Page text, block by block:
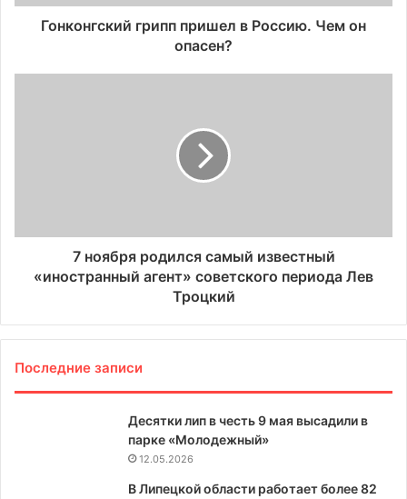
Гонконгский грипп пришел в Россию. Чем он
опасен?
7 ноября родился самый известный
«иностранный агент» советского периода Лев
Троцкий
Последние записи
Десятки лип в честь 9 мая высадили в
парке «Молодежный»
12.05.2026
В Липецкой области работает более 82